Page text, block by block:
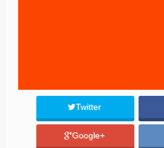
Twitter
Google+